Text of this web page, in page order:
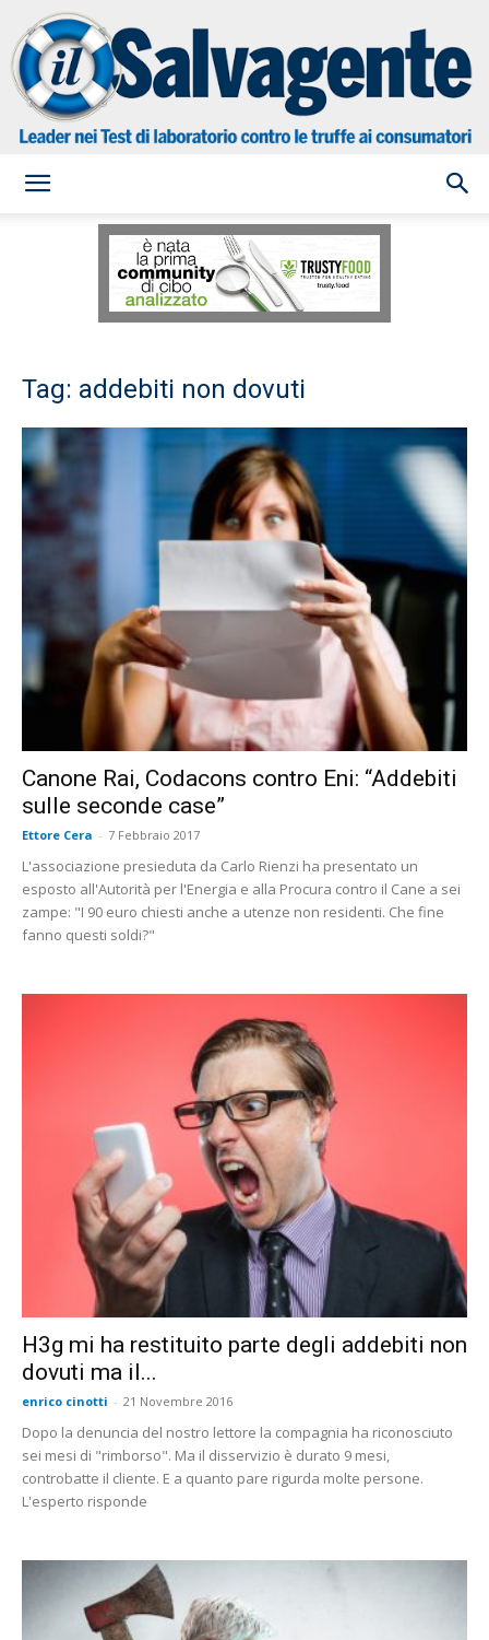
Salvagente
Tag: addebiti non dovuti
Canone Rai, Codacons contro Eni: “Addebiti
sulle seconde case”
Ettore Cera - 7 Febbraio 2017
L'associazione presieduta da Carlo Rienzi ha presentato un
esposto all'Autorità per l'Energia e alla Procura contro il Cane a sei
zampe: "I 90 euro chiesti anche a utenze non residenti. Che fine
fanno questi soldi?"
H3g mi ha restituito parte degli addebiti non
dovuti ma il...
enrico cinotti - 21 Novembre 2016
Dopo la denuncia del nostro lettore la compagnia ha riconosciuto
sei mesi di "rimborso". Ma il disservizio è durato 9 mesi,
controbatte il cliente. E a quanto pare rigurda molte persone.
L'esperto risponde